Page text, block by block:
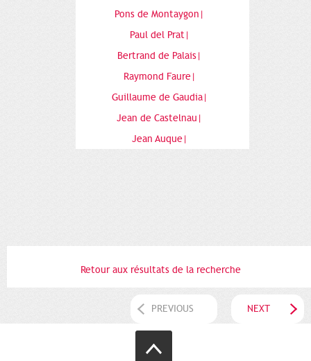
Pons de Montaygon|
Paul del Prat|
Bertrand de Palais|
Raymond Faure|
Guillaume de Gaudia|
Jean de Castelnau|
Jean Auque|
Retour aux résultats de la recherche
PREVIOUS NEXT